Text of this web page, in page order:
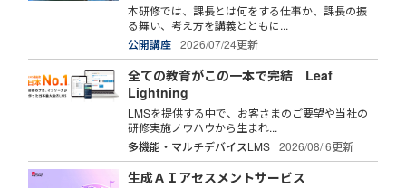
本研修では、課長とは何をする仕事か、課長の振
る舞い、考え方を講義とともに...
公開講座
2026/07/24更新
全ての教育がこの一本で完結 Leaf
Lightning
LMSを提供する中で、お客さまのご要望や当社の
研修実施ノウハウから生まれ...
多機能・マルチデバイスLMS
2026/08/ 6更新
生成ＡＩアセスメントサービス